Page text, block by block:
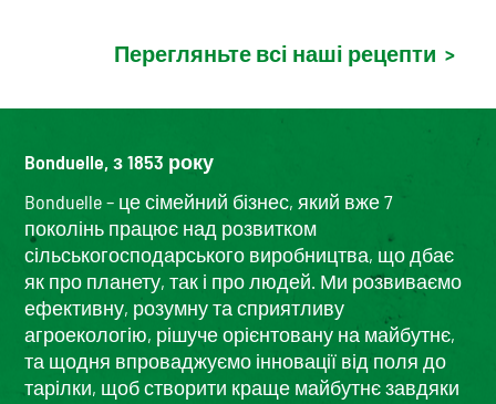
Перегляньте всі наші рецепти >
Bonduelle, з 1853 року
Bonduelle – це сімейний бізнес, який вже 7
поколінь працює над розвитком
сільськогосподарського виробництва, що дбає
як про планету, так і про людей. Ми розвиваємо
ефективну, розумну та сприятливу
агроекологію, рішуче орієнтовану на майбутнє,
та щодня впроваджуємо інновації від поля до
тарілки, щоб створити краще майбутнє завдяки